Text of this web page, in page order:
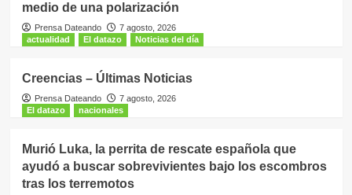
medio de una polarización
Prensa Dateando
7 agosto, 2026
actualidad
El datazo Noticias del día
Creencias – Últimas Noticias
Prensa Dateando
7 agosto, 2026
El datazo
nacionales
Murió Luka, la perrita de rescate española que
ayudó a buscar sobrevivientes bajo los escombros
tras los terremotos